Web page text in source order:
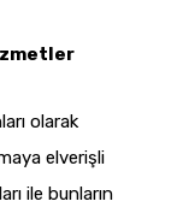
olarak
elverişli
ile bunların